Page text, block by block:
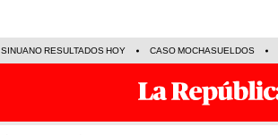
SINUANO RESULTADOS HOY CASO MOCHASUELDOS